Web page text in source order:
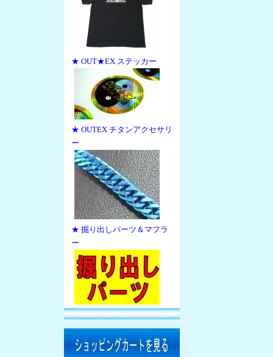
★ OUT★EX ステッカー
★ OUTEX チタンアクセサリ
ー
★ 掘り出しパーツ＆マフラ
ー